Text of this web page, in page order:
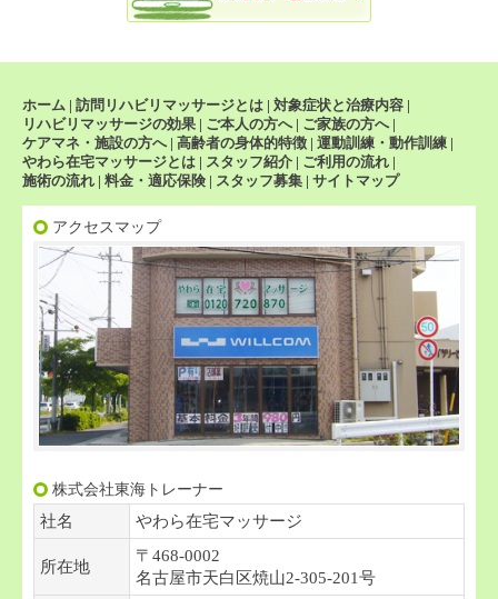
ホーム | 訪問リハビリマッサージとは | 対象症状と治療内容 |
リハビリマッサージの効果 | ご本人の方へ| ご家族の方へ|
ケアマネ・施設の方へ| 高齢者の身体的特徴 | 運動訓練・動作訓練 |
やわら在宅マッサージとは | スタッフ紹介 | ご利用の流れ |
施術の流れ | 料金・適応保険 | スタッフ募集 | サイトマップ
アクセスマップ
株式会社東海トレーナー
社名
やわら在宅マッサージ
所在地
〒468-0002
名古屋市天白区焼山2-305-201号